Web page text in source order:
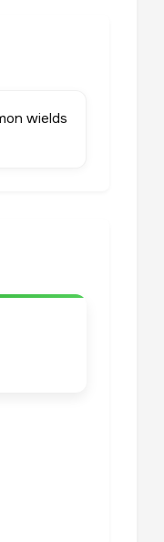
wields